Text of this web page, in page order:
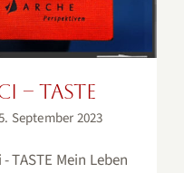
TASTE
September 2023
Mein Leben